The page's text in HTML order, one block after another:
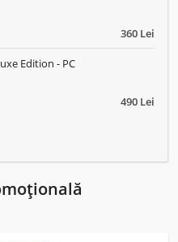
360 Lei
490 Lei
Edition - PC